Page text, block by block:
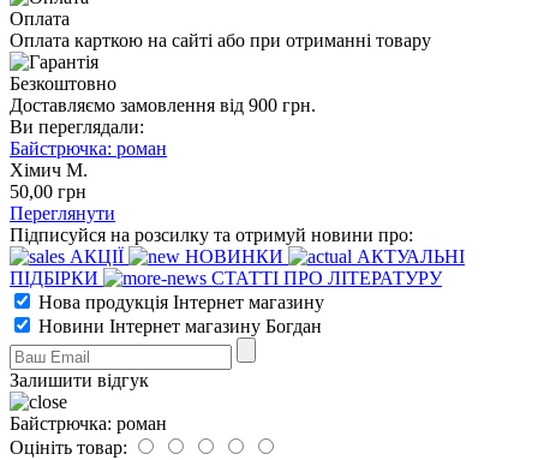
Оплата
Оплата карткою на сайті або при отриманні товару
Безкоштовно
Доставляємо замовлення від 900 грн.
Ви переглядали:
Байстрючка: роман
Хімич М.
50,00 грн
Переглянути
Підписуйся на розсилку та отримуй новини про:
АКЦІЇ
НОВИНКИ
АКТУАЛЬНІ
ПІДБІРКИ
СТАТТІ ПРО ЛІТЕРАТУРУ
Нова продукція Інтернет магазину
Новини Інтернет магазину Богдан
Залишити відгук
Байстрючка: роман
Оцініть товар: